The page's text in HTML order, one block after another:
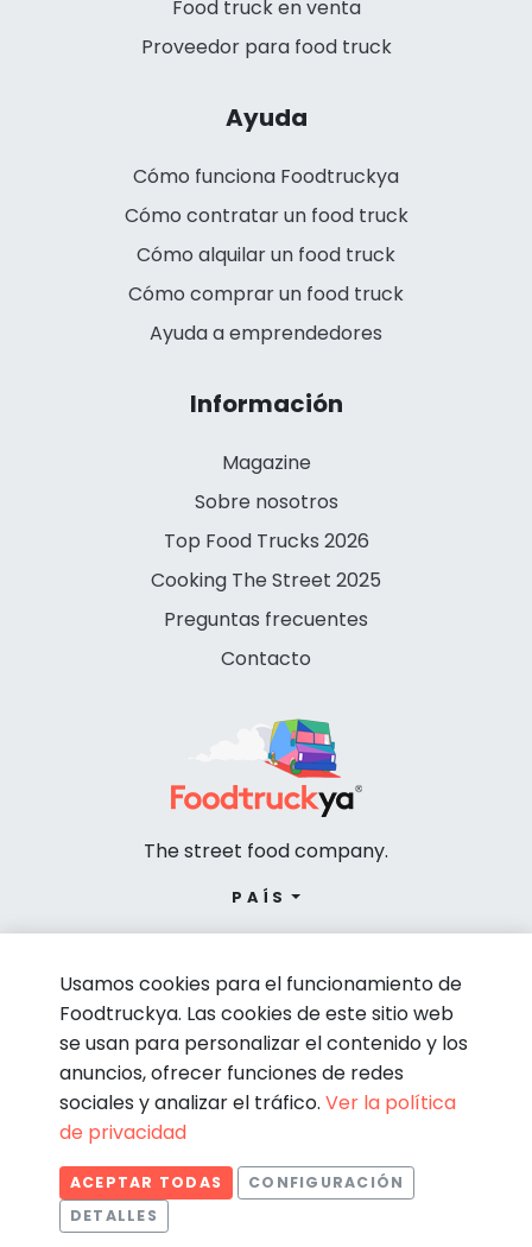
Food truck en venta
Proveedor para food truck
Ayuda
Cómo funciona Foodtruckya
Cómo contratar un food truck
Cómo alquilar un food truck
Cómo comprar un food truck
Ayuda a emprendedores
Información
Magazine
Sobre nosotros
Top Food Trucks 2026
Cooking The Street 2025
Preguntas frecuentes
Contacto
The street food company.
PAÍS
© Foodtruckya 2026
Condiciones de contratación Política de privacidad
Aviso legal
Usamos cookies para el funcionamiento de
Foodtruckya. Las cookies de este sitio web
se usan para personalizar el contenido y los
anuncios, ofrecer funciones de redes
sociales y analizar el tráfico. Ver la política
de privacidad
ACEPTAR TODAS
CONFIGURACIÓN
DETALLES